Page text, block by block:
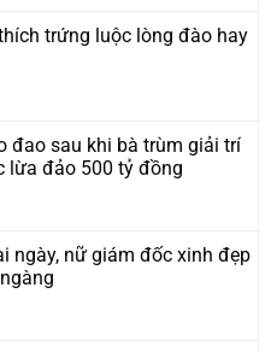
trứng luộc lòng đào hay
đao sau khi bà trùm giải trí
lừa đảo 500 tỷ đồng
ngày, nữ giám đốc xinh đẹp